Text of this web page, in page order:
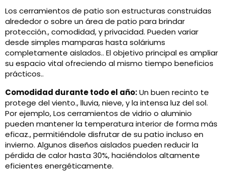
Los cerramientos de patio son estructuras construidas
alrededor o sobre un área de patio para brindar
protección., comodidad, y privacidad. Pueden variar
desde simples mamparas hasta soláriums
completamente aislados.. El objetivo principal es ampliar
su espacio vital ofreciendo al mismo tiempo beneficios
prácticos..
Comodidad durante todo el año:Un buen recinto te
protege del viento., lluvia, nieve, y la intensa luz del sol.
Por ejemplo, Los cerramientos de vidrio o aluminio
pueden mantener la temperatura interior de forma más
eficaz., permitiéndole disfrutar de su patio incluso en
invierno. Algunos diseños aislados pueden reducir la
pérdida de calor hasta 30%, haciéndolos altamente
eficientes energéticamente.